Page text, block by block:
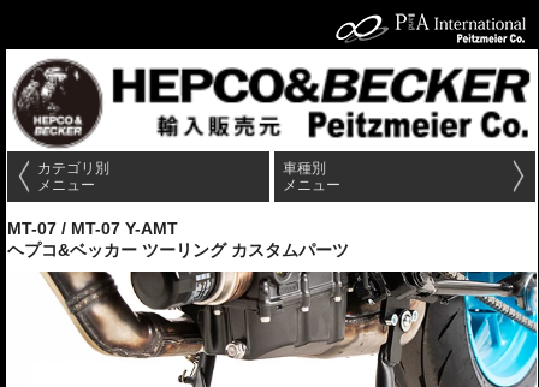
カテゴリ別
メニュー
車種別
メニュー
MT-07 / MT-07 Y-AMT
ヘプコ&ベッカー ツーリング カスタムパーツ